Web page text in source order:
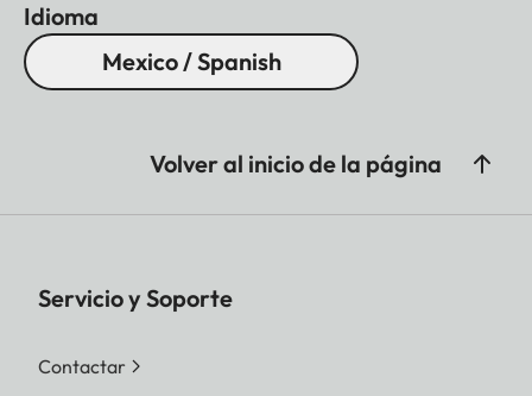
Idioma
Mexico / Spanish
Volver al inicio de la página
Servicio y Soporte
Contactar